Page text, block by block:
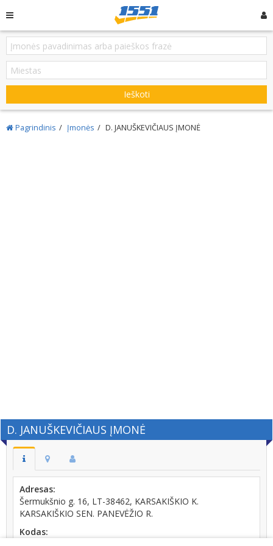
Ieškoti
Pagrindinis Įmonės D. JANUŠKEVIČIAUS ĮMONĖ
D. JANUŠKEVIČIAUS ĮMONĖ
Adresas:
Šermukšnio g. 16, LT-38462, KARSAKIŠKIO K.
KARSAKIŠKIO SEN. PANEVĖŽIO R.
Kodas: